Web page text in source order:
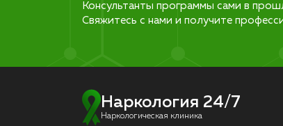
Консультанты программы сами в
Свяжитесь с нами и получите
Наркология 24/7
Наркологическая клиника